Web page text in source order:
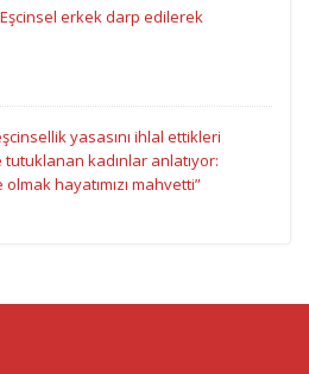
erkek darp edilerek
yasasını ihlal ettikleri
kadınlar anlatıyor:
hayatımızı mahvetti”